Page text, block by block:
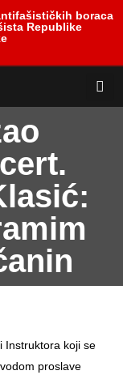
boraca
Republike
Instruktora koji se
proslave